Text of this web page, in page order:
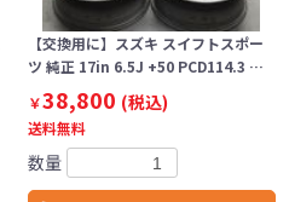
【交換用に】スズキ スイフトスポー
ツ 純正 17in 6.5J +50 PCD114.3 …
￥38,800 (税込)
送料無料
数量